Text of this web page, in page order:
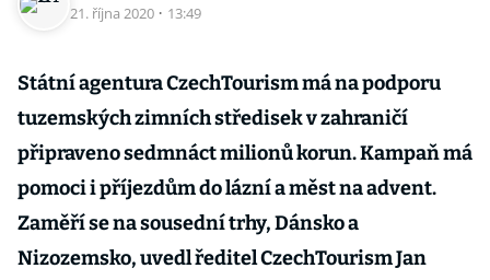
21. října 2020 · 13:49
Státní agentura CzechTourism má na podporu
tuzemských zimních středisek v zahraničí
připraveno sedmnáct milionů korun. Kampaň má
pomoci i příjezdům do lázní a měst na advent.
Zaměří se na sousední trhy, Dánsko a
Nizozemsko, uvedl ředitel CzechTourism Jan